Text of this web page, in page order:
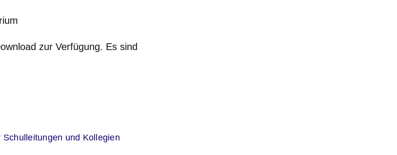
zur Verfügung. Es sind
und Kollegien